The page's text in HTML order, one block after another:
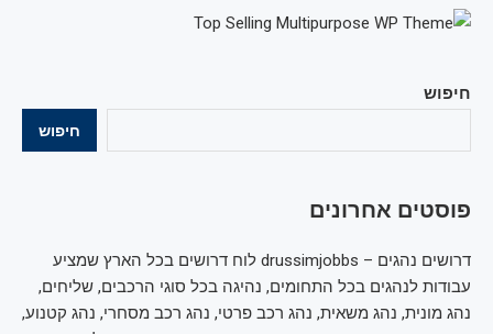
חיפוש
חיפוש
פוסטים אחרונים
דרושים נהגים – drussimjobbs לוח דרושים בכל הארץ שמציע
עבודות לנהגים בכל התחומים, נהיגה בכל סוגי הרכבים, שליחים,
נהג מונית, נהג משאית, נהג רכב פרטי, נהג רכב מסחרי, נהג קטנוע,